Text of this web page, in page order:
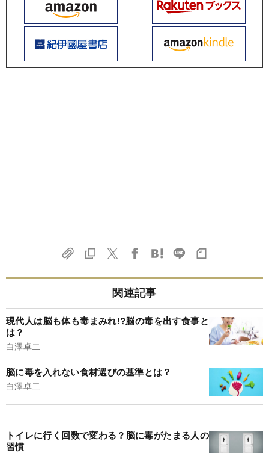
関連記事
現代人は脳も体も毒まみれ!?脳の毒を出す食事と
は？
白澤卓二
脳に毒を入れない食材選びの基準とは？
白澤卓二
トイレに行く回数で変わる？脳に毒がたまる人の
習慣